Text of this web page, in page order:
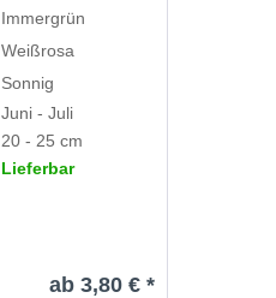
Immergrün
Weißrosa
Sonnig
Juni - Juli
20 - 25 cm
Lieferbar
ab 3,80 € *